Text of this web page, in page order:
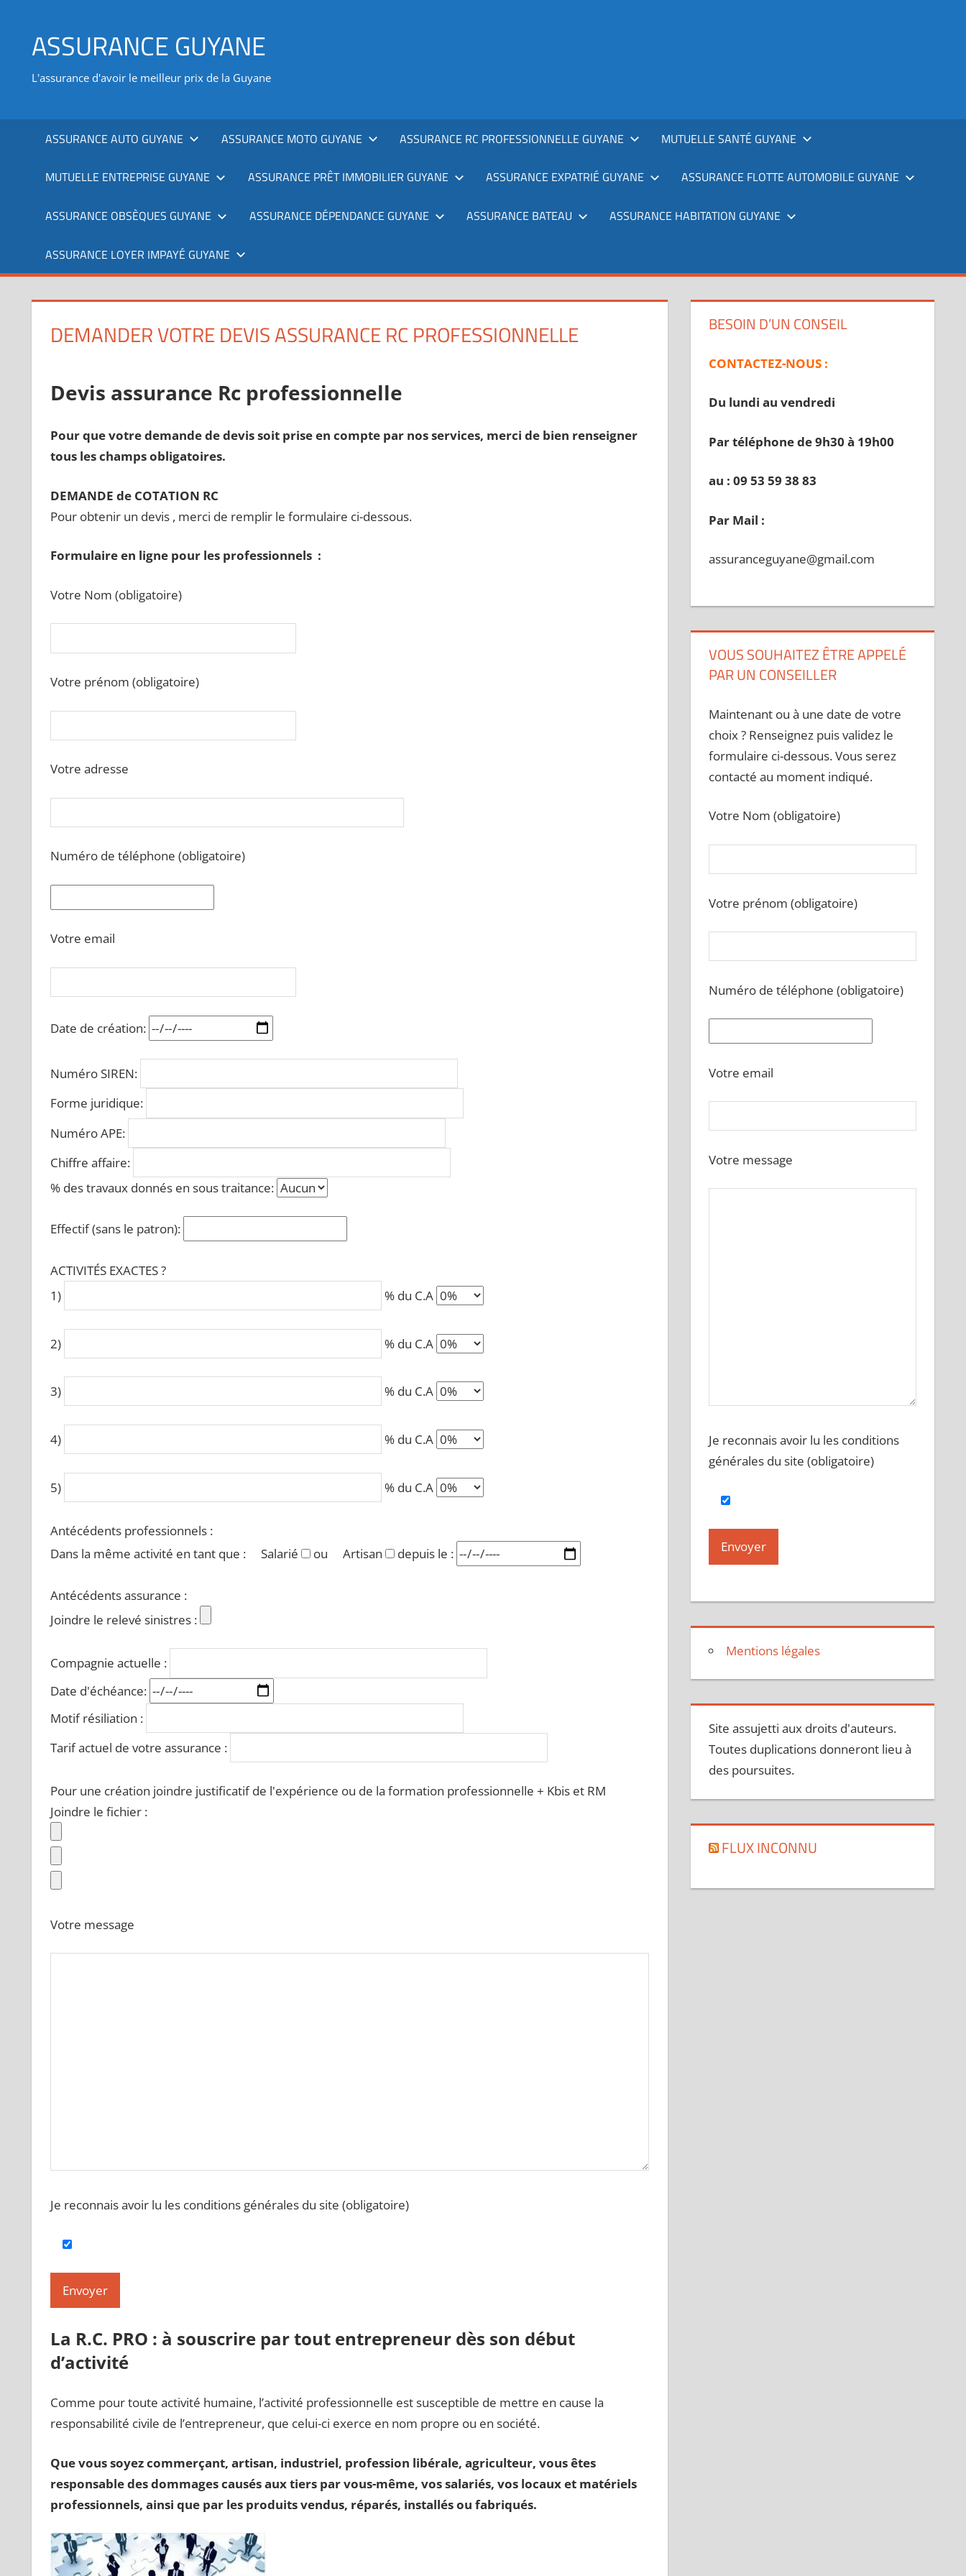
contenuASSURANCE GUYANE
L'assurance d'avoir le meilleur prix de la Guyane
ASSURANCE AUTO GUYANE ASSURANCE MOTO GUYANE ASSURANCE RC PROFESSIONNELLE GUYANE MUTUELLE SANTÉ GUYANE
MUTUELLE ENTREPRISE GUYANE ASSURANCE PRÊT IMMOBILIER GUYANE ASSURANCE EXPATRIÉ GUYANE ASSURANCE FLOTTE AUTOMOBILE GUYANE
ASSURANCE OBSÈQUES GUYANE ASSURANCE DÉPENDANCE GUYANE ASSURANCE BATEAU ASSURANCE HABITATION GUYANE
ASSURANCE LOYER IMPAYÉ GUYANE
DEMANDER VOTRE DEVIS ASSURANCE RC PROFESSIONNELLE
Devis assurance Rc professionnelle
Pour que votre demande de devis soit prise en compte par nos services, merci de bien renseigner
tous les champs obligatoires.
DEMANDE de COTATION RC
Pour obtenir un devis , merci de remplir le formulaire ci-dessous.
Formulaire en ligne pour les professionnels :
Votre Nom (obligatoire)
Votre prénom (obligatoire)
Votre adresse
Numéro de téléphone (obligatoire)
Votre email
Date de création:
Numéro SIREN:
Forme juridique:
Numéro APE:
Chiffre affaire:
% des travaux donnés en sous traitance:
Effectif (sans le patron):
ACTIVITÉS EXACTES ?
1)
% du C.A
2) % du C.A
3) % du C.A
4) % du C.A
5) % du C.A
Antécédents professionnels :
Dans la même activité en tant que :
Salarié ou Artisan depuis le :
Antécédents assurance :
Joindre le relevé sinistres :
Compagnie actuelle :
Date d'échéance:
Motif résiliation :
Tarif actuel de votre assurance :
Pour une création joindre justificatif de l'expérience ou de la formation professionnelle + Kbis et RM
Joindre le fichier :
Votre message
Je reconnais avoir lu les conditions générales du site (obligatoire)
La R.C. PRO : à souscrire par tout entrepreneur dès son début
d’activité
Comme pour toute activité humaine, l’activité professionnelle est susceptible de mettre en cause la
responsabilité civile de l’entrepreneur, que celui-ci exerce en nom propre ou en société.
Que vous soyez commerçant, artisan, industriel, profession libérale, agriculteur, vous êtes
responsable des dommages causés aux tiers par vous-même, vos salariés, vos locaux et matériels
professionnels, ainsi que par les produits vendus, réparés, installés ou fabriqués.
BESOIN D’UN CONSEIL
CONTACTEZ-NOUS :
Du lundi au vendredi
Par téléphone de 9h30 à 19h00
au : 09 53 59 38 83
Par Mail :
assuranceguyane@gmail.com
VOUS SOUHAITEZ ÊTRE APPELÉ
PAR UN CONSEILLER
Maintenant ou à une date de votre
choix ? Renseignez puis validez le
formulaire ci-dessous. Vous serez
contacté au moment indiqué.
Votre Nom (obligatoire)
Votre prénom (obligatoire)
Numéro de téléphone (obligatoire)
Votre email
Votre message
Je reconnais avoir lu les conditions
générales du site (obligatoire)
Mentions légales
Site assujetti aux droits d'auteurs.
Toutes duplications donneront lieu à
des poursuites.
FLUX INCONNU